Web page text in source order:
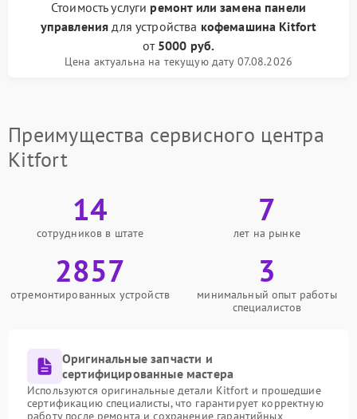
Стоимость услуги ремонт или замена панели
управления для устройства кофемашина Kitfort
от 5000 руб.
Цена актуальна на текущую дату 07.08.2026
Преимущества сервисного центра
Kitfort
14
сотрудников в штате
7
лет на рынке
2857
отремонтированных устройств
3
минимальный опыт работы
специалистов
Оригинальные запчасти и
сертифицированные мастера
Используются оригинальные детали Kitfort и прошедшие
сертификацию специалисты, что гарантирует корректную
работу после ремонта и сохранение гарантийных